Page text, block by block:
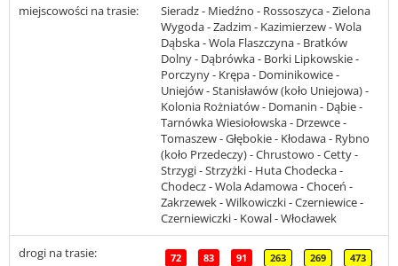
miejscowości na trasie:
Sieradz - Miedźno - Rossoszyca - Zielona
Wygoda - Zadzim - Kazimierzew - Wola
Dąbska - Wola Flaszczyna - Bratków
Dolny - Dąbrówka - Borki Lipkowskie -
Porczyny - Krępa - Dominikowice -
Uniejów - Stanisławów (koło Uniejowa) -
Kolonia Rożniatów - Domanin - Dąbie -
Tarnówka Wiesiołowska - Drzewce -
Tomaszew - Głębokie - Kłodawa - Rybno
(koło Przedeczy) - Chrustowo - Cetty -
Strzygi - Strzyżki - Huta Chodecka -
Chodecz - Wola Adamowa - Choceń -
Zakrzewek - Wilkowiczki - Czerniewice -
Czerniewiczki - Kowal - Włocławek
drogi na trasie: 72 83 91 263 269 473